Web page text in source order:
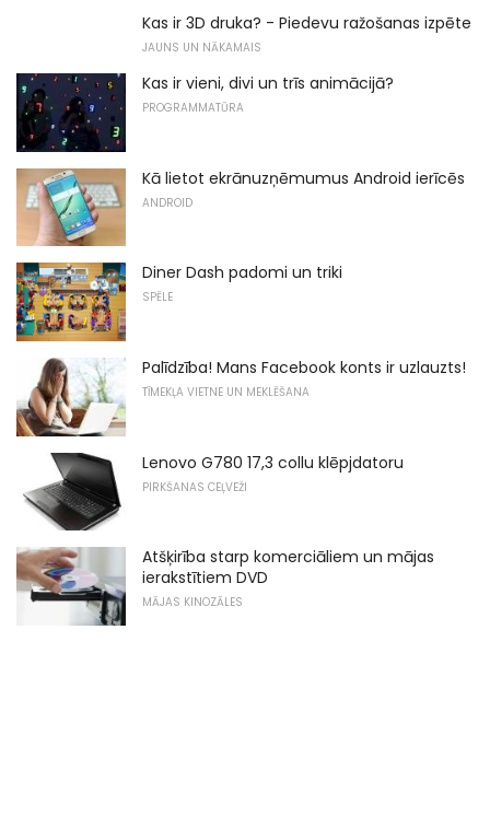
Kas ir 3D druka? - Piedevu ražošanas izpēte
JAUNS UN NĀKAMAIS
Kas ir vieni, divi un trīs animācijā?
PROGRAMMATŪRA
Kā lietot ekrānuzņēmumus Android ierīcēs
ANDROID
Diner Dash padomi un triki
SPĒLE
Palīdzība! Mans Facebook konts ir uzlauzts!
TĪMEKĻA VIETNE UN MEKLĒŠANA
Lenovo G780 17,3 collu klēpjdatoru
PIRKŠANAS CEĻVEŽI
Atšķirība starp komerciāliem un mājas
ierakstītiem DVD
MĀJAS KINOZĀLES